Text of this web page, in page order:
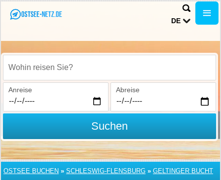
DE
Wohin reisen Sie?
Anreise Abreise
Suchen
OSTSEE BUCHEN » SCHLESWIG-FLENSBURG » GELTINGER BUCHT